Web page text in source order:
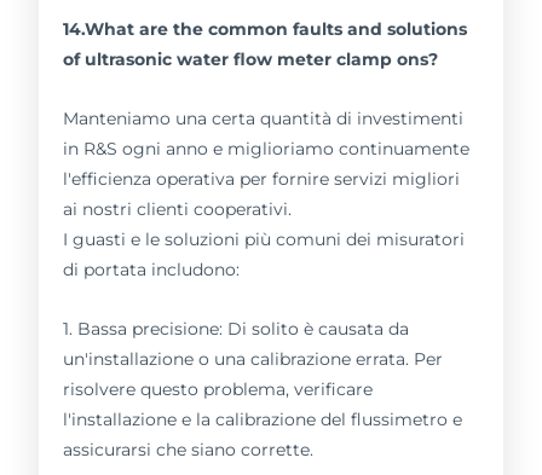
14.What are the common faults and solutions
of ultrasonic water flow meter clamp ons?
Manteniamo una certa quantità di investimenti
in R&S ogni anno e miglioriamo continuamente
l'efficienza operativa per fornire servizi migliori
ai nostri clienti cooperativi.
I guasti e le soluzioni più comuni dei misuratori
di portata includono:
1. Bassa precisione: Di solito è causata da
un'installazione o una calibrazione errata. Per
risolvere questo problema, verificare
l'installazione e la calibrazione del flussimetro e
assicurarsi che siano corrette.